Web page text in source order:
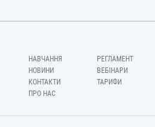
НАВЧАННЯ
НОВИНИ
КОНТАКТИ
ПРО НАС
РЕГЛАМЕНТ
ВЕБІНАРИ
ТАРИФИ